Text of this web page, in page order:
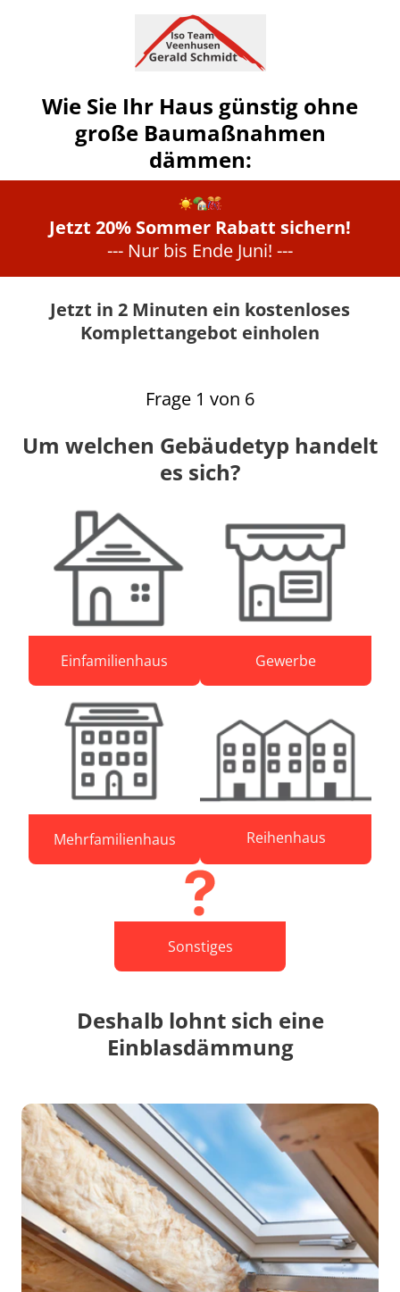
Wie Sie Ihr Haus günstig ohne
große Baumaßnahmen
dämmen:
Jetzt 20% Sommer Rabatt sichern!
--- Nur bis Ende Juni! ---
Jetzt in 2 Minuten ein kostenloses
Komplettangebot einholen
Frage 1 von 6
Um welchen Gebäudetyp handelt
es sich?
Einfamilienhaus Gewerbe
Mehrfamilienhaus Reihenhaus
Sonstiges
Deshalb lohnt sich eine
Einblasdämmung